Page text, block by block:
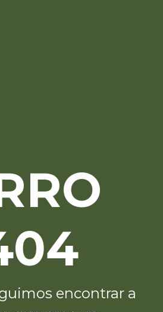
encontrar a